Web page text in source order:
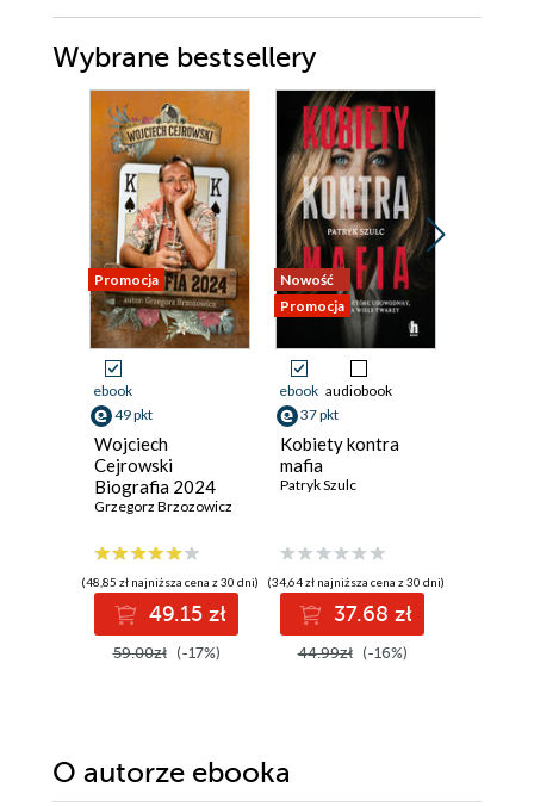
Wybrane bestsellery
Promocja
ebook
49 pkt
Wojciech
Cejrowski
Biografia 2024
Grzegorz Brzozowicz
(48,85 zł najniższa cena z 30 dni)
49.15 zł
59.00zł (-17%)
Nowość
Promocja
ebook audiobook
37 pkt
Kobiety kontra
mafia
Patryk Szulc
(34,64 zł najniższa cena z 30 dni)
37.68 zł
44.99zł (-16%)
O autorze ebooka